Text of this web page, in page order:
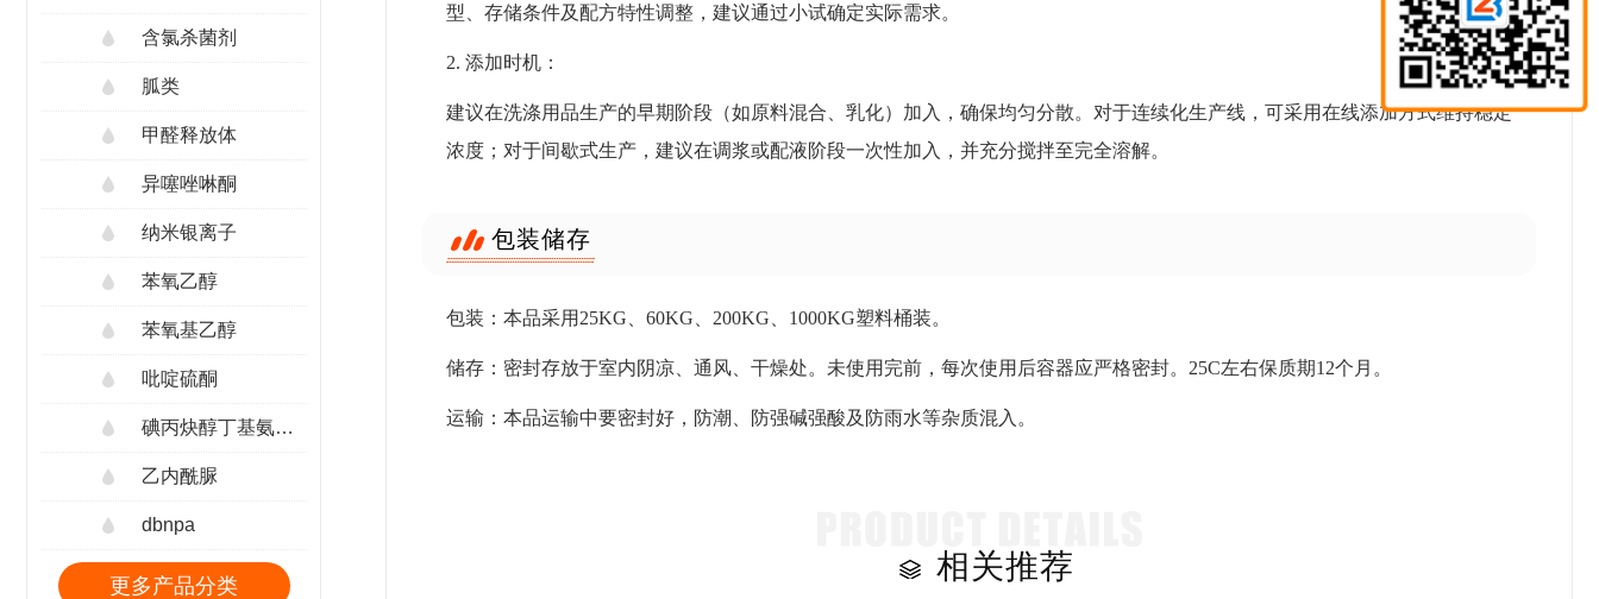
含氯杀菌剂
胍类
甲醛释放体
异噻唑啉酮
纳米银离子
苯氧乙醇
苯氧基乙醇
吡啶硫酮
碘丙炔醇丁基氨甲酸酯
乙内酰脲
dbnpa
更多产品分类
型、存储条件及配方特性调整，建议通过小试确定实际需求。
2. 添加时机：
建议在洗涤用品生产的早期阶段（如原料混合、乳化）加入，确保均匀分散。对于连续化生产线，可采用在线添加方式维持稳定
浓度；对于间歇式生产，建议在调浆或配液阶段一次性加入，并充分搅拌至完全溶解。
包装储存
包装：本品采用25KG、60KG、200KG、1000KG塑料桶装。
储存：密封存放于室内阴凉、通风、干燥处。未使用完前，每次使用后容器应严格密封。25C左右保质期12个月。
运输：本品运输中要密封好，防潮、防强碱强酸及防雨水等杂质混入。
相关推荐